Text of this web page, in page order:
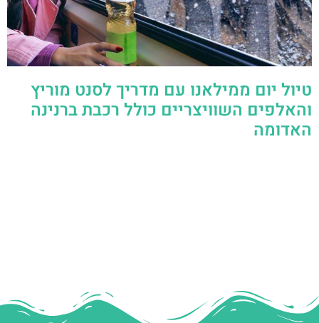
טיול יום ממילאנו עם מדריך לסנט מוריץ
והאלפים השוויצריים כולל רכבת ברנינה
האדומה